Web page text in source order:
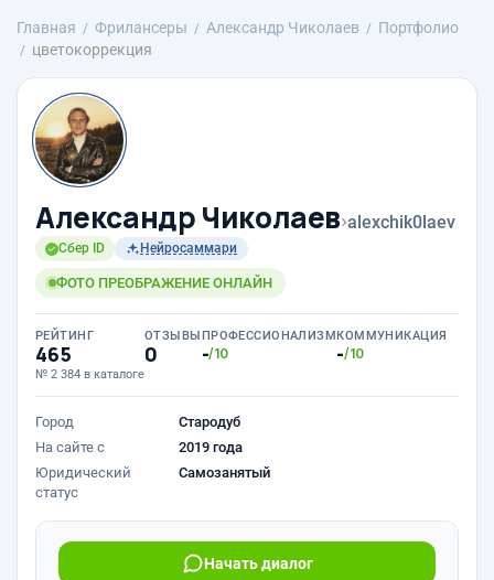
Главная Фрилансеры Александр Чиколаев
Портфолио
цветокоррекция
Александр Чиколаев›alexchik0laev
Сбер ID Нейросаммари
ФОТО ПРЕОБРАЖЕНИЕ ОНЛАЙН
РЕЙТИНГ
465
№ 2 384 в каталоге
ОТЗЫВЫ
0
ПРОФЕССИОНАЛИЗМ
-/10
КОММУНИКАЦИЯ
-/10
Город
Стародуб
На сайте с
2019 года
Юридический
статус
Самозанятый
Начать диалог